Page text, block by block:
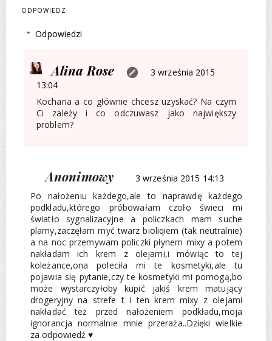
ODPOWIEDZ
Odpowiedzi
Alina Rose
3 września 2015
13:04
Kochana a co głównie chcesz uzyskać? Na czym
Ci zależy i co odczuwasz jako największy
problem?
Anonimowy
3 września 2015 14:13
Po nałożeniu każdego,ale to naprawdę każdego
podkladu,którego próbowałam czoło świeci mi
światło sygnalizacyjne a policzkach mam suche
plamy,zaczęłam myć twarz bioliqiem (tak neutralnie)
a na noc przemywam policzki płynem mixy a potem
nakładam ich krem z olejami,i mówiąc to tej
koleżance,ona poleciła mi te kosmetyki,ale tu
pojawia się pytanie,czy te kosmetyki mi pomogą,bo
może wystarczyłoby kupić jakiś krem matujący
drogeryjny na strefe t i ten krem mixy z olejami
nakładać też przed nałożeniem podkładu,moja
ignorancja normalnie mnie przeraża..Dzięki wielkie
za odpowiedź ♥